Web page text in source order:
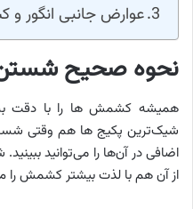
عوارض جانبی انگور
نحوه صحیح
همیشه کشمش ها را با دقت
شیک‌ترین پکیج ها هم وقتی
اضافی در آن‌ها را می‌توانید
از آن هم با لذت بیشتر کشمش را